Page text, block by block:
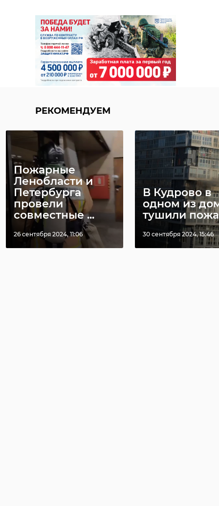
РЕКОМЕНДУЕМ
Пожарные
Ленобласти и
Петербурга
провели
совместные ...
26 сентября 2024, 11:06
В Кудрово в
одном из
тушили
30 сентября 2024, 15:46